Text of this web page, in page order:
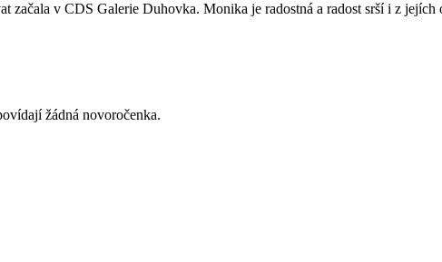
začala v CDS Galerie Duhovka. Monika je radostná a radost srší i z
žádná novoročenka.